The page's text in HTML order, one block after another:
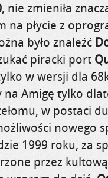
, nie zmieniła
na płycie z
było znaleźć
piracki port
w wersji dla
Amigę tylko
w postaci
nowego
1999 roku, za
przez